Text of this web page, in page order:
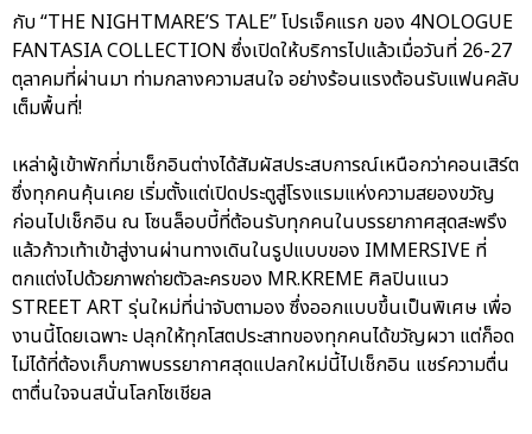
กับ “THE NIGHTMARE’S TALE” โปรเจ็คแรก ของ 4NOLOGUE
FANTASIA COLLECTION ซึ่งเปิดให้บริการไปแล้วเมื่อวันที่ 26-27
ตุลาคมที่ผ่านมา ท่ามกลางความสนใจ อย่างร้อนแรงต้อนรับแฟนคลับ
เต็มพื้นที่!
เหล่าผู้เข้าพักที่มาเช็กอินต่างได้สัมผัสประสบการณ์เหนือกว่าคอนเสิร์ต
ซึ่งทุกคนคุ้นเคย เริ่มตั้งแต่เปิดประตูสู่โรงแรมแห่งความสยองขวัญ
ก่อนไปเช็กอิน ณ โซนล็อบบี้ที่ต้อนรับทุกคนในบรรยากาศสุดสะพรึง
แล้วก้าวเท้าเข้าสู่งานผ่านทางเดินในรูปแบบของ IMMERSIVE ที่
ตกแต่งไปด้วยภาพถ่ายตัวละครของ MR.KREME ศิลปินแนว
STREET ART รุ่นใหม่ที่น่าจับตามอง ซึ่งออกแบบขึ้นเป็นพิเศษ เพื่อ
งานนี้โดยเฉพาะ ปลุกให้ทุกโสตประสาทของทุกคนได้ขวัญผวา แต่ก็อด
ไม่ได้ที่ต้องเก็บภาพบรรยากาศสุดแปลกใหม่นี้ไปเช็กอิน แชร์ความตื่น
ตาตื่นใจจนสนั่นโลกโซเชียล